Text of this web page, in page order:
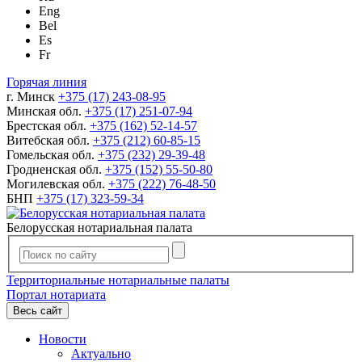
Eng
Bel
Es
Fr
Горячая линия
г. Минск +375 (17) 243-08-95
Минская обл. +375 (17) 251-07-94
Брестская обл. +375 (162) 52-14-57
Витебская обл. +375 (212) 60-85-15
Гомельская обл. +375 (232) 29-39-48
Гродненская обл. +375 (152) 55-50-80
Могилевская обл. +375 (222) 76-48-50
БНП +375 (17) 323-59-34
Белорусская нотариальная палата
Территориальные нотариальные палаты
Портал нотариата
Весь сайт
Новости
Актуально